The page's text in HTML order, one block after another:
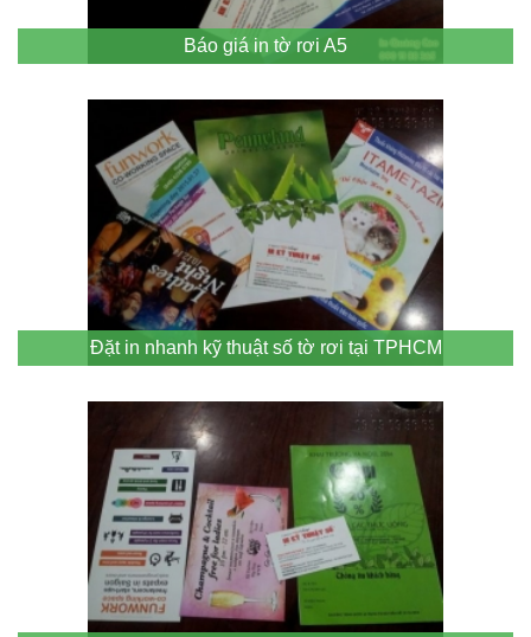
Báo giá in tờ rơi A5
Đặt in nhanh kỹ thuật số tờ rơi tại TPHCM